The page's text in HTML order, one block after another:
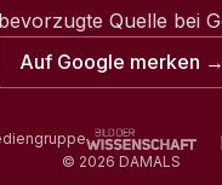
Quelle bei
Auf Google merken →
© 2026 DAMALS